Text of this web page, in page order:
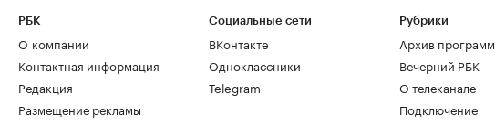
РБК
О компании
Контактная информация
Редакция
Размещение рекламы
Социальные сети
ВКонтакте
Одноклассники
Telegram
Рубрики
Архив программ
Вечерний РБК
О телеканале
Подключение